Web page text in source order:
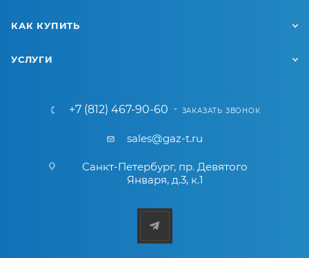
КАК КУПИТЬ
УСЛУГИ
+7 (812) 467-90-60 ЗАКАЗАТЬ ЗВОНОК
sales@gaz-t.ru
Санкт-Петербург, пр. Девятого
Января, д.3, к.1